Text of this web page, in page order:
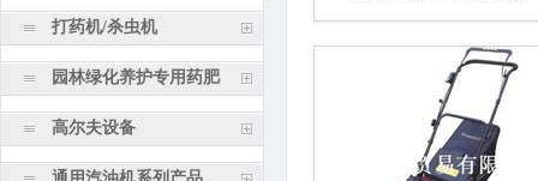
打药机/杀虫机
园林绿化养护专用药肥
高尔夫设备